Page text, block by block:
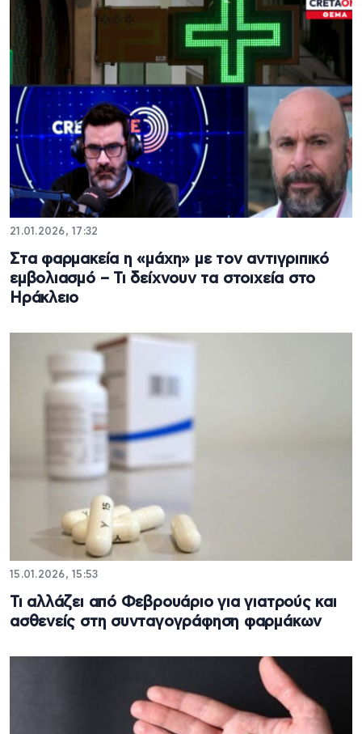
21.01.2026, 17:32
Στα φαρμακεία η «μάχη» με τον αντιγριπικό
εμβολιασμό – Τι δείχνουν τα στοιχεία στο
Ηράκλειο
15.01.2026, 15:53
Τι αλλάζει από Φεβρουάριο για γιατρούς και
ασθενείς στη συνταγογράφηση φαρμάκων